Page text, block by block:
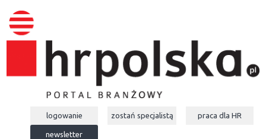
logowanie zostań specjalistą praca dla HR
newsletter